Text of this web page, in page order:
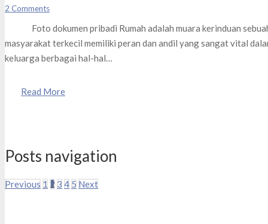
2 Comments
Foto dokumen pribadi Rumah adalah muara kerinduan
masyarakat terkecil memiliki peran dan andil yang sangat vital
keluarga berbagai hal-hal…
Read More
Posts navigation
Previous 1 2 3 4 5 Next